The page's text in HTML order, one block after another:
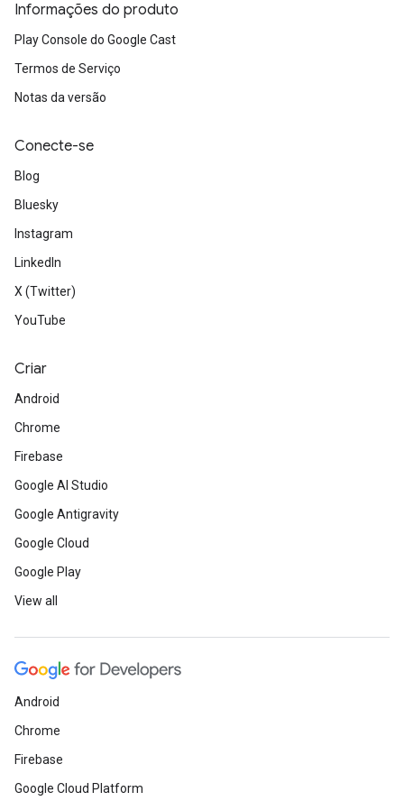
Informações do produto
Play Console do Google Cast
Termos de Serviço
Notas da versão
Conecte-se
Blog
Bluesky
Instagram
LinkedIn
X (Twitter)
YouTube
Criar
Android
Chrome
Firebase
Google AI Studio
Google Antigravity
Google Cloud
Google Play
View all
Android
Chrome
Firebase
Google Cloud Platform